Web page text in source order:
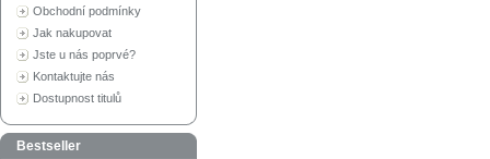
Obchodní podmínky
Jak nakupovat
Jste u nás poprvé?
Kontaktujte nás
Dostupnost titulů
Bestseller